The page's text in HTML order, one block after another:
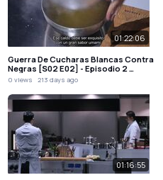
01:22:06
Guerra De Cucharas Blancas Contra
Negras [S02 E02] - Episodio 2 …
0 views 213 days ago
01:16:55